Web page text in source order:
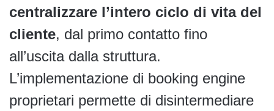
centralizzare l’intero ciclo di vita del
cliente, dal primo contatto fino
all’uscita dalla struttura.
L’implementazione di booking engine
proprietari permette di disintermediare